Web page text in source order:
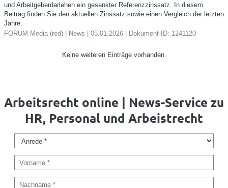
und Arbeitgeberdarlehen ein gesenkter Referenzzinssatz. In diesem
Beitrag finden Sie den aktuellen Zinssatz sowie einen Vergleich der letzten
Jahre.
FORUM Media (red) | News | 05.01.2026 | Dokument-ID: 1241120
Keine weiteren Einträge vorhanden.
Arbeitsrecht online | News-Service zu
HR, Personal und Arbeistrecht